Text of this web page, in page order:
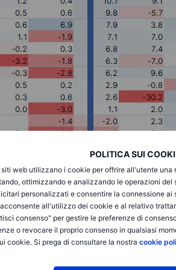
POLITICA SUI
siti web utilizzano i cookie per offrire all'utente una
ottimizzando e analizzando le operazioni del
personalizzati e consentire la connessione ai
all'utilizzo dei cookie e al relativo
consenso" per gestire le preferenze di
o revocare il proprio consenso in qualsiasi
cookie. Si prega di consultare la nostra cookie
chip Micron evidenzia